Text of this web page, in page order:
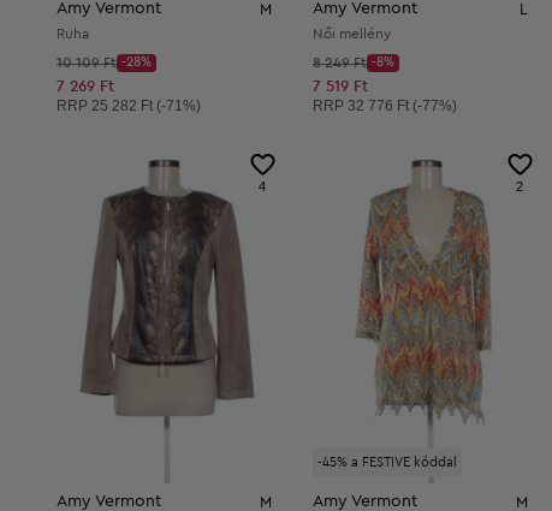
Amy Vermont M
Ruha
Kezdő ár:
10 109 Ft
Discount Price:
-28%
Csökkentett ár:
7 269 Ft
Ajánlott ár:
RRP 25 282 Ft (-71%)
Amy Vermont
Női mellény
Kezdő ár:
8 249 Ft
Discount Price:
-8%
Csökkentett ár:
7 519 Ft
Ajánlott ár:
RRP32 776 Ft (-77%)
4
Amy Vermont M
-45% a FESTIVE kóddal
2
Amy Vermont M